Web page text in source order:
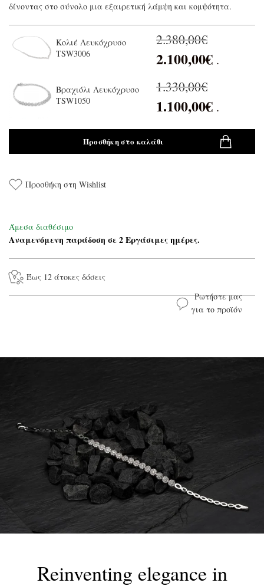
δίνοντας στο σύνολο μια εξαιρετική λάμψη και κομψότητα.
Κολιέ Λευκόχρυσο
TSW3006
2.380,00€
2.100,00€ .
Βραχιόλι Λευκόχρυσο
TSW1050
1.330,00€
1.100,00€ .
Προσθήκη στο καλάθι
Προσθήκη στη Wishlist
Άμεσα διαθέσιμο
Αναμενόμενη παράδοση σε 2 Εργάσιμες ημέρες.
Έως 12 άτοκες δόσεις
Ρωτήστε μας
για το προϊόν
Το μήνυμά σας
Reinventing elegance in